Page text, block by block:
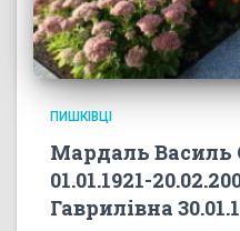
ПИШКІВЦІ
Мардаль Василь
01.01.1921-
Гаврилівна